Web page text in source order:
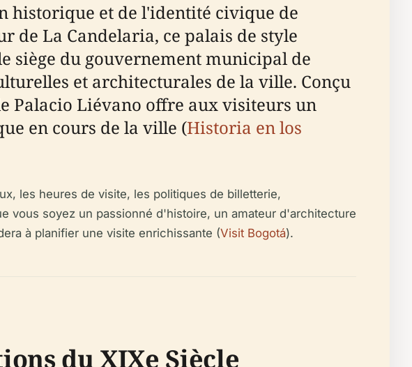
historique et de l'identité civique de
de La Candelaria, ce palais de style
siège du gouvernement municipal de
et architecturales de la ville. Conçu
Palacio Liévano offre aux visiteurs un
en cours de la ville (Historia en los
les heures de visite, les politiques de billetterie,
vous soyez un passionné d'histoire, un amateur d'architecture
à planifier une visite enrichissante (Visit Bogotá).
du XIXe Siècle